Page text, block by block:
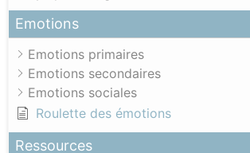
Emotions
Emotions primaires
Emotions secondaires
Emotions sociales
Roulette des émotions
Ressources